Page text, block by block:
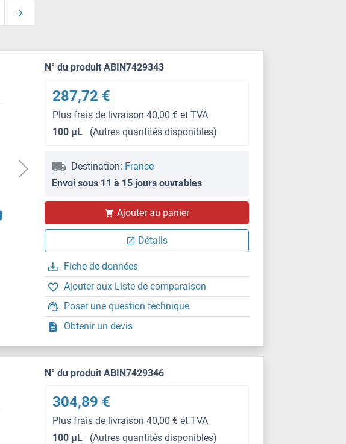
IHC
N° du produit ABIN7429343
287,72 €
Plus frais de livraison 40,00 € et TVA
100 μL
(Autres quantités disponibles)
Destination: France
Envoi sous 11 à 15 jours ouvrables
Ajouter au panier
Détails
Fiche de données
Ajouter aux Liste de comparaison
Poser une question technique
Obtenir un devis
N° du produit ABIN7429346
304,89 €
Plus frais de livraison 40,00 € et TVA
100 μL
(Autres quantités disponibles)